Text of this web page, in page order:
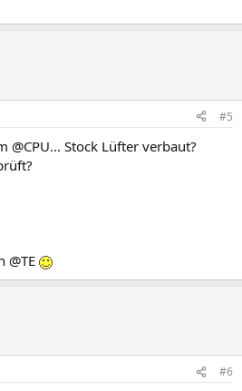
#5
@CPU... Stock Lüfter verbaut?
#6